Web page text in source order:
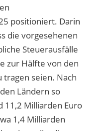
positioniert. Darin
die vorgesehenen
Steuerausfälle
zur Hälfte von den
tragen seien. Nach
Ländern so
11,2 Milliarden Euro
1,4 Milliarden